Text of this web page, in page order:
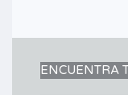
ENCUENTRA